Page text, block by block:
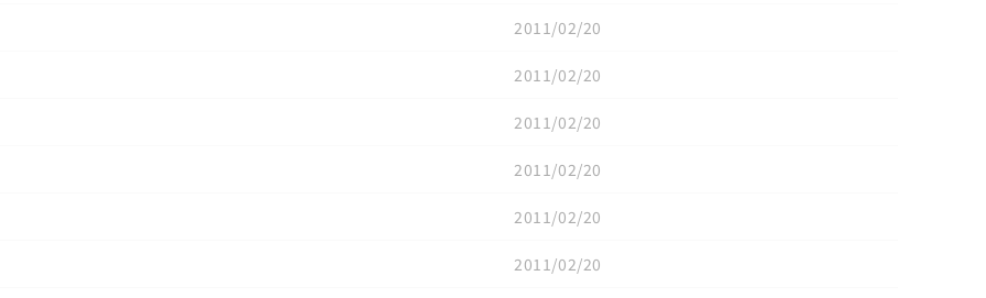
2011/02/20
2011/02/20
2011/02/20
2011/02/20
2011/02/20
2011/02/20